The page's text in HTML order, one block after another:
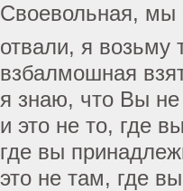
Своевольная, мы
отвали, я возьму
взбалмошная
я знаю, что Вы
и это не то, где
где вы
это не там, где